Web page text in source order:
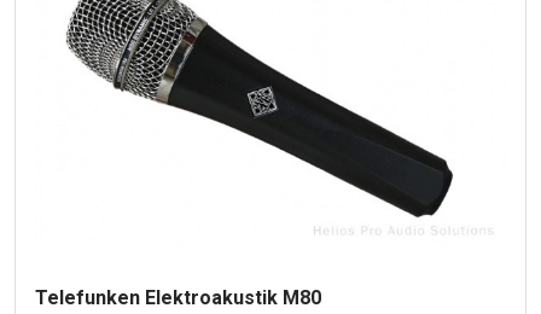
Telefunken Elektroakustik M80